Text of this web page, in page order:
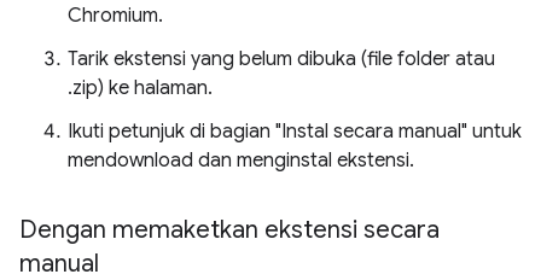
Chromium.
Tarik ekstensi yang belum dibuka (file folder atau
.zip) ke halaman.
Ikuti petunjuk di bagian "Instal secara manual" untuk
mendownload dan menginstal ekstensi.
Dengan memaketkan ekstensi secara
manual